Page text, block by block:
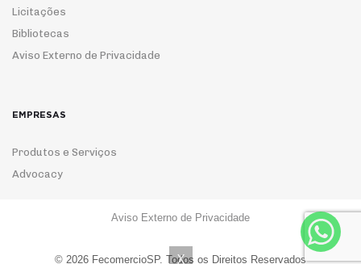
Licitações
Bibliotecas
Aviso Externo de Privacidade
EMPRESAS
Produtos e Serviços
Advocacy
Aviso Externo de Privacidade
© 2026 FecomercioSP. Todos os Direitos Reservados
X